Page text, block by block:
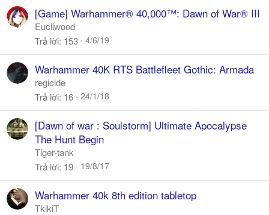
[Game] Warhammer® 40,000™: Dawn of War® III
Eucliwood
Trả lời 153 4/6/19
Warhammer 40K RTS Battlefleet Gothic: Armada
regicide
Trả lời 16 24/1/18
[Dawn of war : Soulstorm] Ultimate Apocalypse
The Hunt Begin
Tiger-tank
Trả lời 19 19/8/17
Warhammer 40k 8th edition tabletop
TkikiT